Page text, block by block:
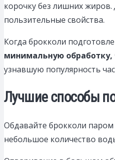
корочку без лишних жиров.
пользительные свойства.
Когда брокколи
минимальную обработку,
узнавшую популярность
Лучшие способы
Обдавайте брокколи
небольшое количество